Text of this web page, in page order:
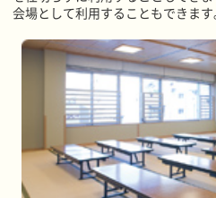
会場として利用することもできます